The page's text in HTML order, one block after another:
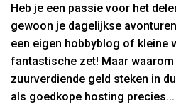
Heb je een passie voor het
gewoon je dagelijkse
een eigen hobbyblog of kleine
fantastische zet! Maar
zuurverdiende geld steken in
als goedkope hosting precies...